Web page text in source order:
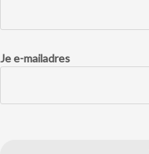
Je e-mailadres